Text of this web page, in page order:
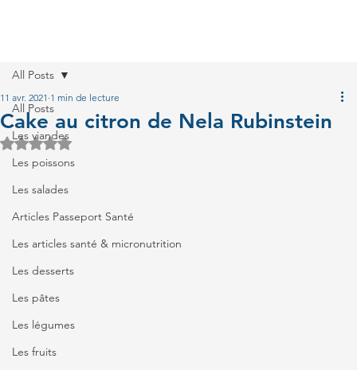
All Posts
Les viandes
Les poissons
Les salades
Articles Passeport Santé
Les articles santé & micronutrition
Les desserts
Les pâtes
Les légumes
Les fruits
All Posts
Cake au citron de Nela Rubinstein
11 avr. 2021 1 min de lecture
Noté NaN étoiles sur 5.